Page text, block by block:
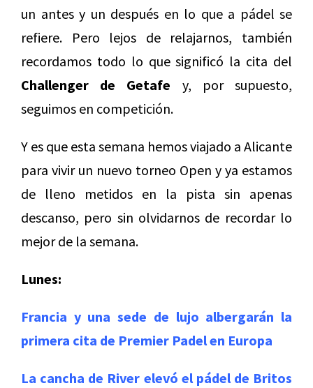
un antes y un después en lo que a pádel se
refiere. Pero lejos de relajarnos, también
recordamos todo lo que significó la cita del
Challenger de Getafe y, por supuesto,
seguimos en competición.
Y es que esta semana hemos viajado a Alicante
para vivir un nuevo torneo Open y ya estamos
de lleno metidos en la pista sin apenas
descanso, pero sin olvidarnos de recordar lo
mejor de la semana.
Lunes:
Francia y una sede de lujo albergarán la
primera cita de Premier Padel en Europa
La cancha de River elevó el pádel de Britos